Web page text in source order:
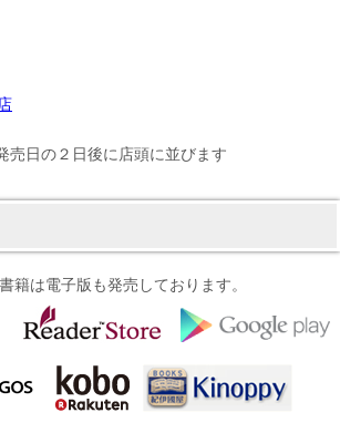
売日の２日後に店頭に並びます
籍は電子版も発売しております。